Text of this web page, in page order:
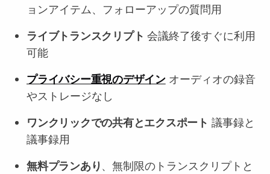
ョンアイテム、フォローアップの質問用
ライブトランスクリプト 会議終了後すぐに利用
可能
プライバシー重視のデザイン オーディオの録音
やストレージなし
ワンクリックでの共有とエクスポート 議事録と
議事録用
無料プランあり、無制限のトランスクリプトと